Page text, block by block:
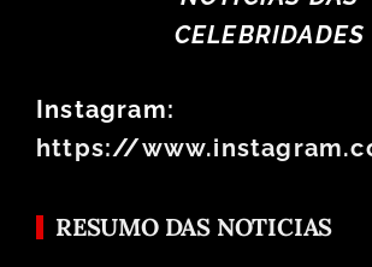
CELEBRIDADES
Instagram:
https://
RESUMO DAS NOTICIAS